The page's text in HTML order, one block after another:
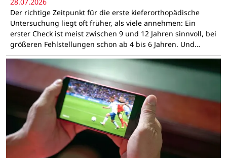
Der richtige Zeitpunkt für die erste kieferorthopädische
Untersuchung liegt oft früher, als viele annehmen: Ein
erster Check ist meist zwischen 9 und 12 Jahren sinnvoll, bei
größeren Fehlstellungen schon ab 4 bis 6 Jahren. Und…